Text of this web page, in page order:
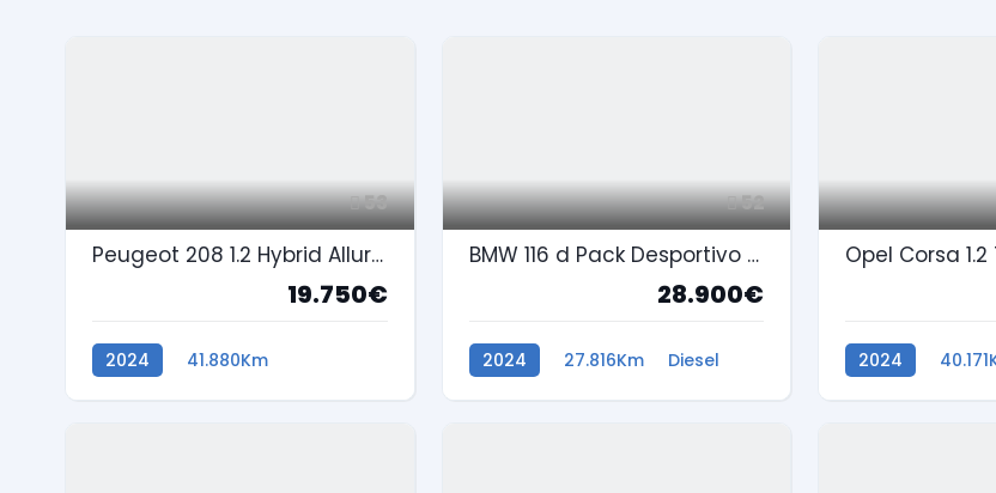
53
Peugeot 208 1.2 Hybrid Allure e-DCS6
19.750€
2024
41.880Km
Gasolina
52
BMW 116 d Pack Desportivo M Auto
28.900€
2024 27.816Km Diesel
Opel Corsa 1.2
2024
Gasolina